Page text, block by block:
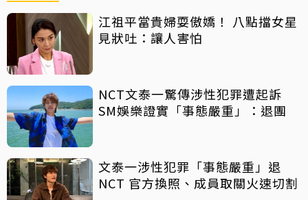
江祖平當貴婦耍傲嬌！ 八點擋女星
見狀吐：讓人害怕
NCT文泰一驚傳涉性犯罪遭起訴
SM娛樂證實「事態嚴重」：退團
文泰一涉性犯罪「事態嚴重」退
NCT 官方換照、成員取關火速切割